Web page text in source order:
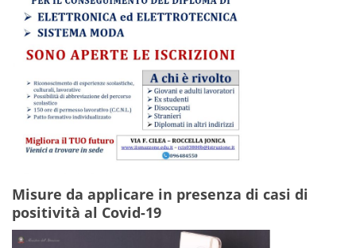
Misure da applicare in presenza di casi di
positività al Covid-19